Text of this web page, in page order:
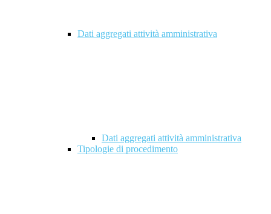
Dati aggregati attività amministrativa
Dati aggregati attività amministrativa
Tipologie di procedimento